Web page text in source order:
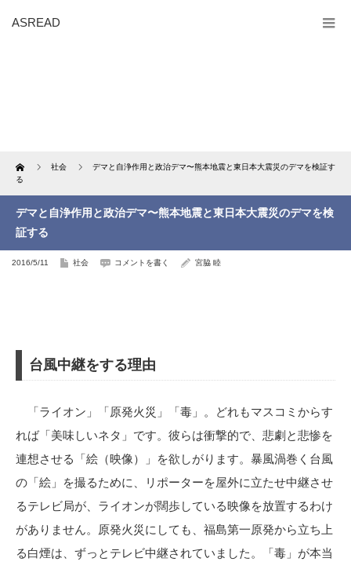
ASREAD
Home 社会
デマと自浄作用と政治デマ〜熊本地震と東日本大震災のデマを検証す
る
デマと自浄作用と政治デマ〜熊本地震と東日本大震災のデマを検
証する
2016/5/11 社会 コメントを書く 宮脇 睦
台風中継をする理由
「ライオン」「原発火災」「毒」。どれもマスコミからす
れば「美味しいネタ」です。彼らは衝撃的で、悲劇と悲惨を
連想させる「絵（映像）」を欲しがります。暴風渦巻く台風
の「絵」を撮るために、リポーターを屋外に立たせ中継させ
るテレビ局が、ライオンが闊歩している映像を放置するわけ
がありません。原発火災にしても、福島第一原発から立ち上
る白煙は、ずっとテレビ中継されていました。「毒」が本当